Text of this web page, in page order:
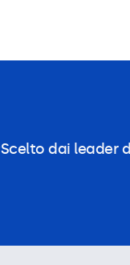
Scelto dai leader